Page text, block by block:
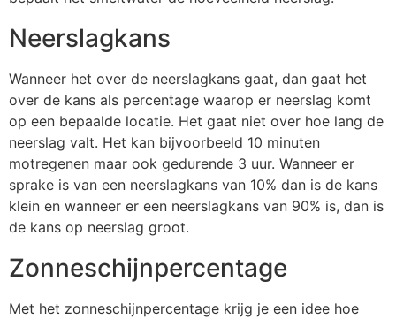
Neerslagkans
Wanneer het over de neerslagkans gaat, dan gaat het
over de kans als percentage waarop er neerslag komt
op een bepaalde locatie. Het gaat niet over hoe lang de
neerslag valt. Het kan bijvoorbeeld 10 minuten
motregenen maar ook gedurende 3 uur. Wanneer er
sprake is van een neerslagkans van 10% dan is de kans
klein en wanneer er een neerslagkans van 90% is, dan is
de kans op neerslag groot.
Zonneschijnpercentage
Met het zonneschijnpercentage krijg je een idee hoe